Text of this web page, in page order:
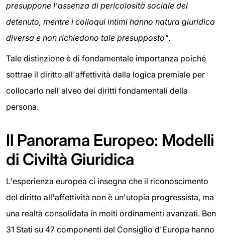
presuppone l'assenza di pericolosità sociale del
detenuto, mentre i colloqui intimi hanno natura giuridica
diversa e non richiedono tale presupposto".
Tale distinzione è di fondamentale importanza poiché
sottrae il diritto all'affettività dalla logica premiale per
collocarlo nell'alveo dei diritti fondamentali della
persona.
Il Panorama Europeo: Modelli
di Civiltà Giuridica
L'esperienza europea ci insegna che il riconoscimento
del diritto all'affettività non è un'utopia progressista, ma
una realtà consolidata in molti ordinamenti avanzati. Ben
31 Stati su 47 componenti del Consiglio d'Europa hanno